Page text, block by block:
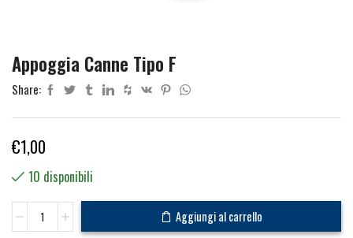
Appoggia Canne Tipo F
Share:
€1,00
10 disponibili
Appoggia
Canne
Aggiungi al carrello